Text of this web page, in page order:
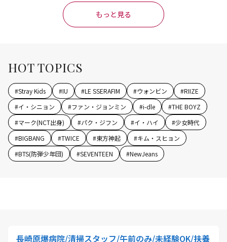
もっと見る
HOT TOPICS
#Stray Kids #IU #LE SSERAFIM #ウォンビン #RIIZE
#イ・シニョン #ファン・ジョンミン #i-dle #THE BOYZ
#マーク(NCT出身) #パク・ジフン #イ・ハイ #少女時代
#BIGBANG #TWICE #東方神起 #キム・スヒョン
#BTS(防弾少年団) #SEVENTEEN #NewJeans
長崎原爆病院/清掃スタッフ/午前のみ/未経験OK/扶養